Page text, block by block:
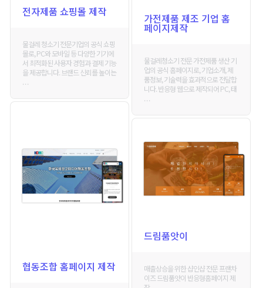
전자제품 쇼핑몰 제작
물걸레 청소기 전문기업의 공식 쇼핑
몰로, PC와 모바일 등 다양한 기기에
서 최적화된 사용자 경험과 결제 기능
을 제공합니다. 브랜드 신뢰를 높이는
. . .
가전제품 제조 기업 홈
페이지제작
물걸레청소기 전문 가전제품 생산 기
업의 공식 홈페이지로, 기업소개, 제
품정보, 기술력을 효과적으로 전달합
니다. 반응형 웹으로 제작되어 PC, 태
. . .
협동조합 홈페이지 제작
드림품앗이
매출상승을 위한 샵인샵 전문 프랜차
이즈 드림품앗이 반응형홈페이지 제